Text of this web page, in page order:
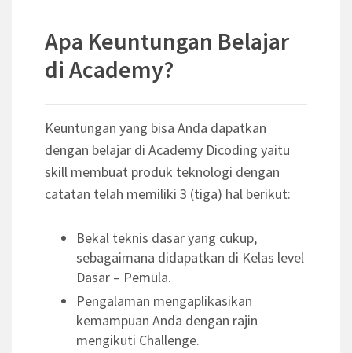
Apa Keuntungan Belajar
di Academy?
Keuntungan yang bisa Anda dapatkan
dengan belajar di Academy Dicoding yaitu
skill membuat produk teknologi dengan
catatan telah memiliki 3 (tiga) hal berikut:
Bekal teknis dasar yang cukup,
sebagaimana didapatkan di Kelas level
Dasar – Pemula.
Pengalaman mengaplikasikan
kemampuan Anda dengan rajin
mengikuti Challenge.